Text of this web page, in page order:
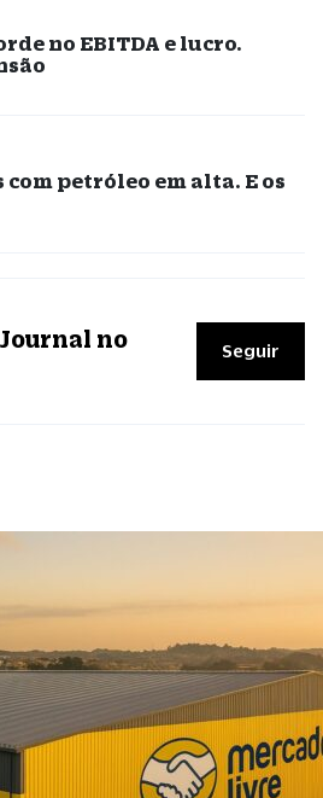
no EBITDA e lucro.
com petróleo em alta. E os
no
Seguir